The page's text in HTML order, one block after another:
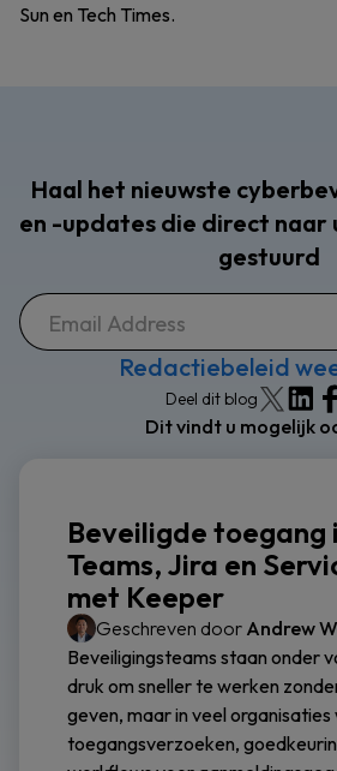
Sun en Tech Times.
Haal het nieuwste
en -updates die direct naar
gestuurd
Redactiebeleid
Deel dit blog
Dit vindt u mogelijk
Beveiligde toegang
Teams, Jira en
met Keeper
Geschreven door Andrew
Beveiligingsteams staan onder
druk om sneller te werken
geven, maar in veel organisaties
toegangsverzoeken,